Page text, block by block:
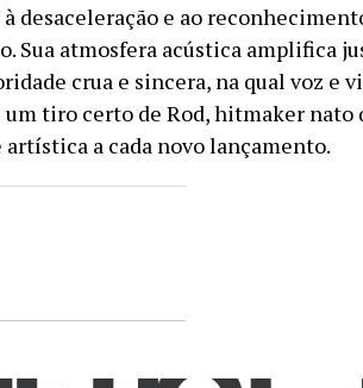
desaceleração e ao
Sua atmosfera acústica amplifica
crua e sincera, na qual voz e
tiro certo de Rod, hitmaker nato
a cada novo lançamento.